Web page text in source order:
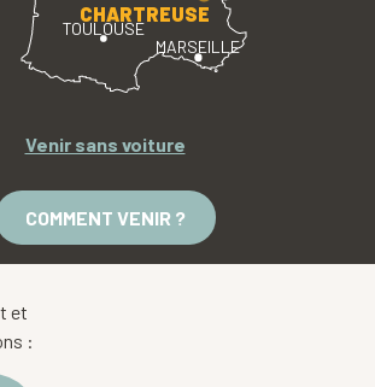
TOULOUSE
MARSEILLE
CHARTREUSE
Venir sans voiture
COMMENT VENIR ?
et
: